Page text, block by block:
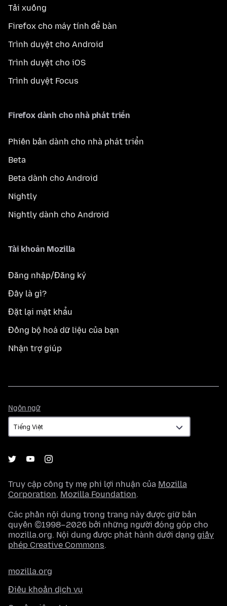
Tải xuống
Firefox cho máy tính để bàn
Trình duyệt cho Android
Trình duyệt cho iOS
Trình duyệt Focus
Firefox dành cho nhà phát triển
Phiên bản dành cho nhà phát triển
Beta
Beta dành cho Android
Nightly
Nightly dành cho Android
Tài khoản Mozilla
Đăng nhập/Đăng ký
Đây là gì?
Đặt lại mật khẩu
Đồng bộ hoá dữ liệu của bạn
Nhận trợ giúp
Ngôn ngữ
ngữ
Truy cập công ty mẹ phi lợi nhuận của Mozilla
Corporation, Mozilla Foundation.
Các phần nội dung trong trang này được giữ bản
quyền ©1998–2026 bởi những người đóng góp cho
mozilla.org. Nội dung được phát hành dưới dạng giấy
phép Creative Commons.
mozilla.org
Điều khoản dịch vụ